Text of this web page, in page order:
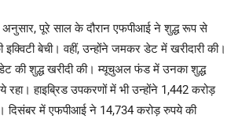
पूरे साल के दौरान एफपीआई ने शुद्ध रूप से
बेची। वहीं, उन्होंने जमकर डेट में खरीदारी की।
की शुद्ध खरीदी की। म्यूचुअल फंड में उनका शुद्ध
हाइब्रिड उपकरणों में भी उन्होंने 1,442 करोड़
दिसंबर में एफपीआई ने 14,734 करोड़ रुपये की